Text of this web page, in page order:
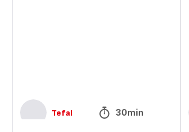
Tefal 30min